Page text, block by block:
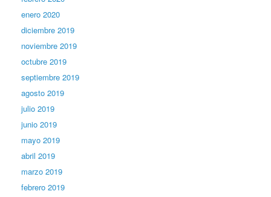
enero 2020
diciembre 2019
noviembre 2019
octubre 2019
septiembre 2019
agosto 2019
julio 2019
junio 2019
mayo 2019
abril 2019
marzo 2019
febrero 2019